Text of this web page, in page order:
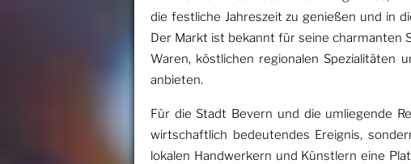
die festliche Jahreszeit zu genießen und in
Der Markt ist bekannt für seine charmanten
Waren, köstlichen regionalen Spezialitäten
anbieten.
Für die Stadt Bevern und die umliegende
wirtschaftlich bedeutendes Ereignis,
lokalen Handwerkern und Künstlern eine